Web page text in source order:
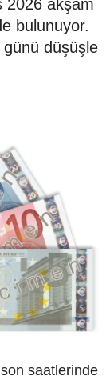
2026 akşam
bulunuyor.
düşüşle
saatlerinde